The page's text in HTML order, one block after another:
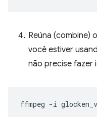
Reúna (combine)
você estiver
não precise fazer
ffmpeg -i